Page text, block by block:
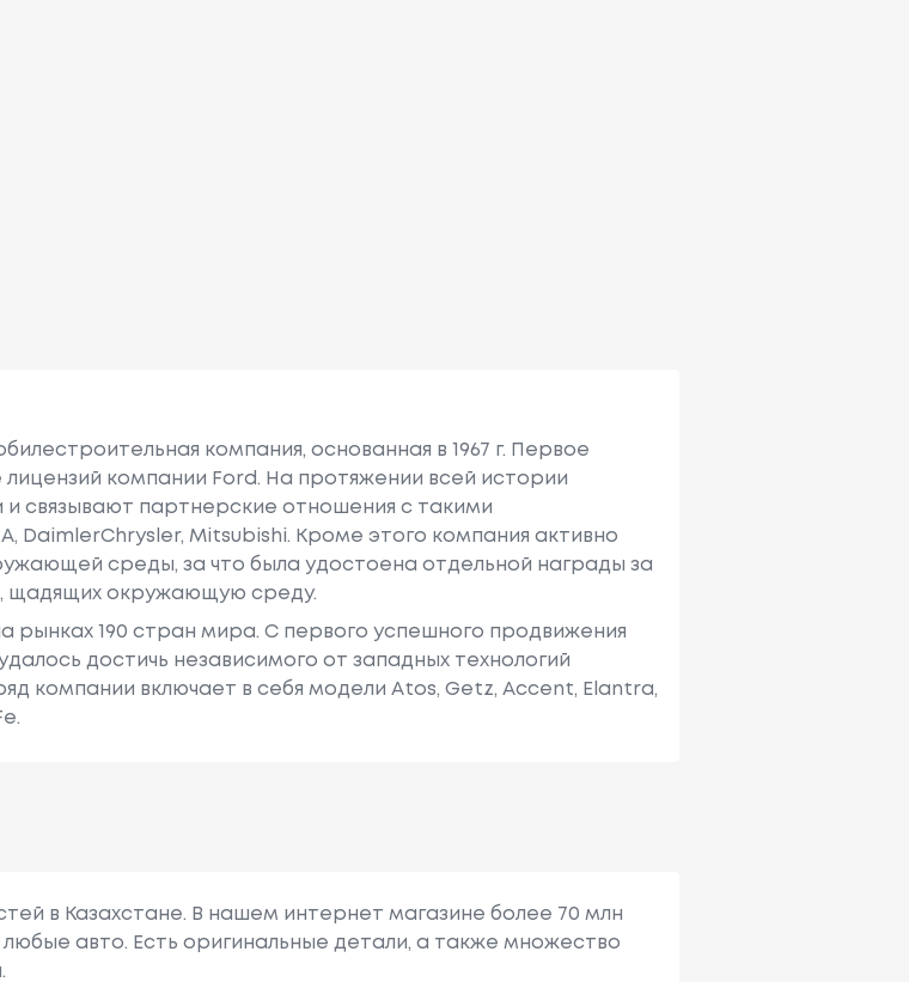
компания, основанная в 1967 г. Первое
компании Ford. На протяжении всей истории
и связывают партнерские отношения с такими
DaimlerChrysler, Mitsubishi. Кроме этого компания активно
среды, за что была удостоена отдельной награды за
щадящих окружающую среду.
рынках 190 стран мира. C первого успешного продвижения
достичь независимого от западных технологий
компании включает в себя модели Atos, Getz, Accent, Elantra,
в Казахстане. В нашем интернет магазине более 70 млн
авто. Есть оригинальные детали, а также множество